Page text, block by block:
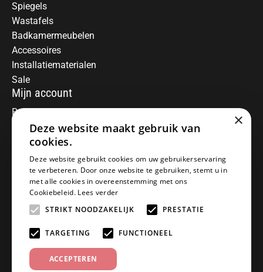
Spiegels
Wastafels
Badkamermeubelen
Accessoires
Installatiematerialen
Sale
Mijn account
Registreren
Mijn bestellingen
Informatie
Over ons
Algemene voorwaarden
Disclaimer
Privacy Policy
Betaalmethoden
Retourneren
Klantenservice
Offerte aanvragen
×
Deze website maakt gebruik van
cookies.
Deze website gebruikt cookies om uw gebruikerservaring
te verbeteren. Door onze website te gebruiken, stemt u in
met alle cookies in overeenstemming met ons
Cookiebeleid. Lees verder
STRIKT NOODZAKELIJK
PRESTATIE
TARGETING FUNCTIONEEL
ACCEPTEREN